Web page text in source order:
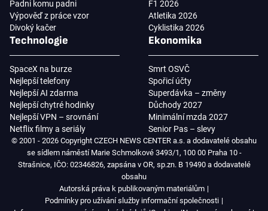
Padni komu padni
Výpověď z práce vzor
Divoký kačer
F1 2026
Atletika 2026
Cyklistika 2026
Technologie
SpaceX na burze
Nejlepší telefony
Nejlepší AI zdarma
Nejlepší chytré hodinky
Nejlepší VPN – srovnání
Netflix filmy a seriály
Ekonomika
Smrt OSVČ
Spořicí účty
Superdávka – změny
Důchody 2027
Minimální mzda 2027
Senior Pas – slevy
© 2001 - 2026 Copyright CZECH NEWS CENTER a.s. a dodavatelé obsahu
se sídlem náměstí Marie Schmolkové 3493/1, 100 00 Praha 10 -
Strašnice, IČO: 02346826, zapsána v OR, sp.zn. B 19490 a dodavatelé
obsahu
Autorská práva k publikovaným materiálům
Podmínky pro užívání služby informační společnosti